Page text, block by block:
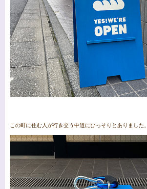
この町に住む人が行き交う中道にひっそりとありました。